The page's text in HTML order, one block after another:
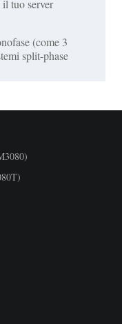
tuo server
(come 3
split-phase